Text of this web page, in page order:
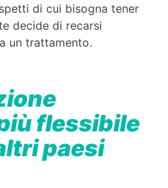
di cui bisogna tener
decide di recarsi
un trattamento.
flessibile
paesi